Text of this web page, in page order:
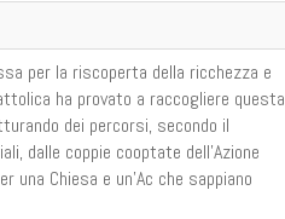
per la riscoperta della ricchezza e
ha provato a raccogliere questa
dei percorsi, secondo il
dalle coppie cooptate dell’Azione
Chiesa e un’Ac che sappiano